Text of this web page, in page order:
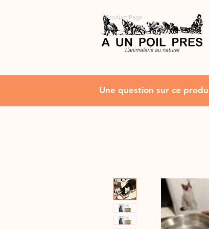
Product Page
Une question sur ce